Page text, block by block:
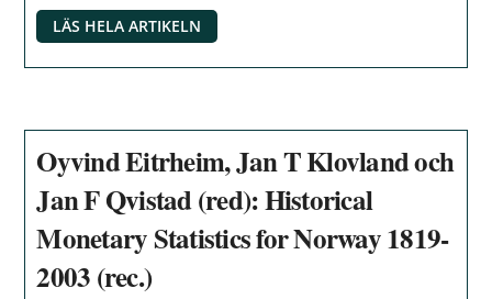
LÄS HELA ARTIKELN
Oyvind Eitrheim, Jan T Klovland och
Jan F Qvistad (red): Historical
Monetary Statistics for Norway 1819-
2003 (rec.)